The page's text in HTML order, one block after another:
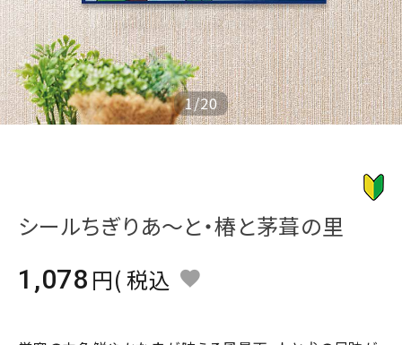
レビューを見る
コーポレートサイト
実店舗案内
お問い合わせ
ACCOUNT MENU
ようこそ ゲスト 様
meeting_room person
1/20
シールちぎりあ～と・椿と茅葺の里
1,078
税込